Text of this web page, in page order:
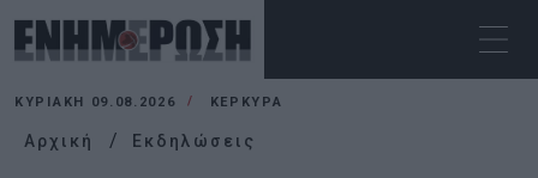
ΚΥΡΙΑΚΉ 09.08.2026 ΚΕΡΚΥΡΑ
Αρχική Εκδηλώσεις